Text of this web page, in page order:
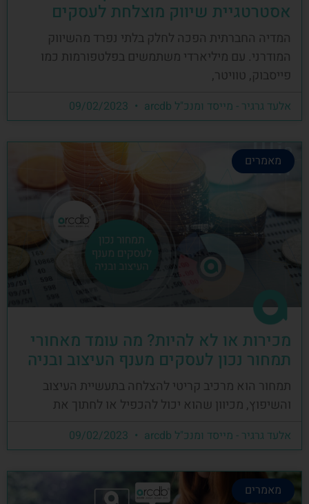
אסטרטגיית שיווק מוצלחת לעסקים
המדיה החברתית הפכה לחלק בלתי נפרד מהשיווק
המודרני. עם מיליארדי משתמשים בפלטפורמות כמו
פייסבוק, טוויטר,
אלעד גרגיר - מייסד ומנכ"ל arcdb
מאמרים
מכירות או לא להיות? מה עומד מאחורי
תמחור נכון לעסקים מענף העיצוב ובניה
תמחור הוא מרכיב קריטי להצלחה בתעשיית העיצוב
והשיפוץ, מכיוון שהוא יכול להכפיל או לחתוך את
אלעד גרגיר - מייסד ומנכ"ל arcdb
מאמרים